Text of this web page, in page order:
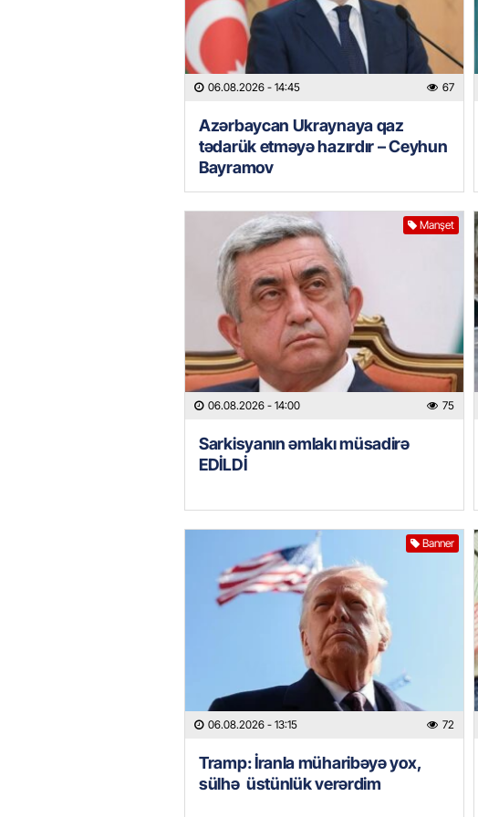
06.08.2026 - 14:45 67
Azərbaycan Ukraynaya qaz
tədarük etməyə hazırdır – Ceyhun
Bayramov
Manşet
06.08.2026 - 14:00 75
Sarkisyanın əmlakı müsadirə
EDİLDİ
Banner
06.08.2026 - 13:15 72
Tramp: İranla müharibəyə yox,
sülhə üstünlük verərdim